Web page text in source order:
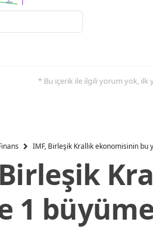
* Bu içerik ile ilgili yorum yok, ilk
IMF, Birleşik Krallık ekonomisinin bu
1